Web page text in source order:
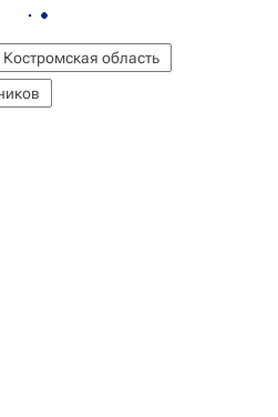
Костромская область